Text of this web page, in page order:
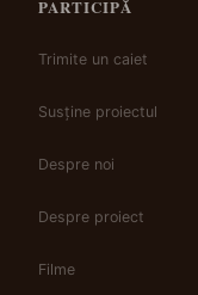
PARTICIPĂ
Trimite un caiet
Susține proiectul
Despre noi
Despre proiect
Filme